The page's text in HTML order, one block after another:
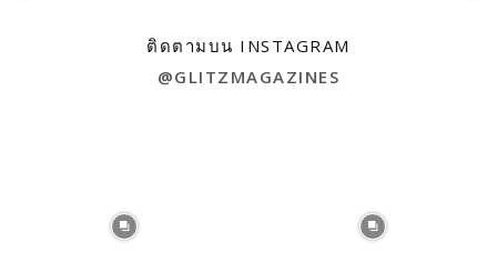
ติดตามบน INSTAGRAM
@GLITZMAGAZINES